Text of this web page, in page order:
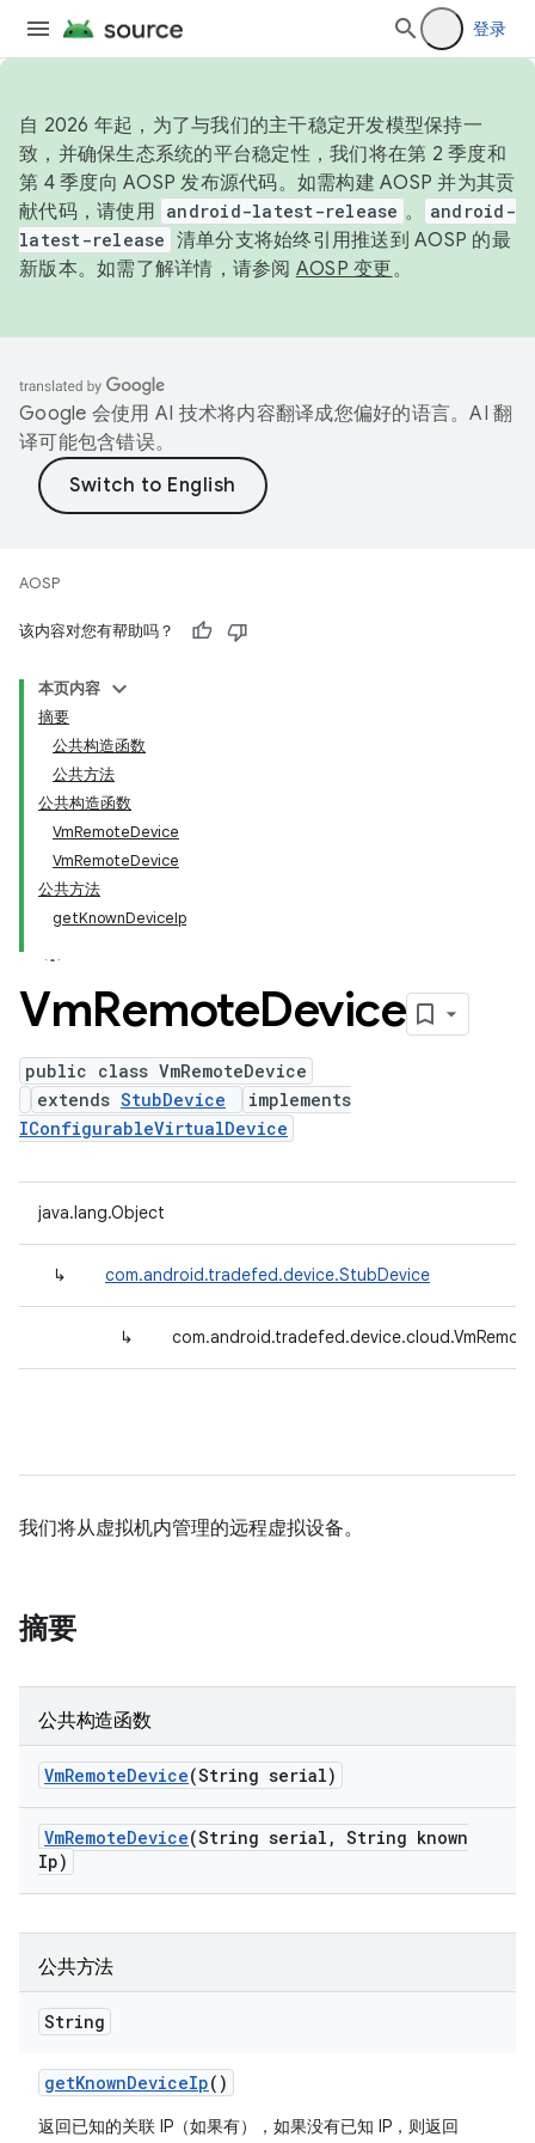
登录
自 2026 年起，为了与我们的主干稳定开发模型保持一
致，并确保生态系统的平台稳定性，我们将在第 2 季度和
第 4 季度向 AOSP 发布源代码。如需构建 AOSP 并为其贡
献代码，请使用 android-latest-release 。
android-
latest-release 清单分支将始终引用推送到 AOSP 的最
新版本。如需了解详情，请参阅 AOSP 变更。
Google 会使用 AI 技术将内容翻译成您偏好的语言。AI 翻
译可能包含错误。
AOSP
该内容对您有帮助吗？
本页内容
摘要
公共构造函数
公共方法
公共构造函数
VmRemoteDevice
VmRemoteDevice
公共方法
getKnownDeviceIp
VmRemoteDevice
public class VmRemoteDevice
extends StubDevice
implements
IConfigurableVirtualDevice
java.lang.Object
↳ com.android.tradefed.device.StubDevice
↳
我们将从虚拟机内管理的远程虚拟设备。
摘要
公共构造函数
VmRemoteDevice(String serial)
VmRemoteDevice(String serial , String known
Ip)
公共方法
String
getKnownDeviceIp()
返回已知的关联 IP（如果有），如果没有已知 IP，则返回